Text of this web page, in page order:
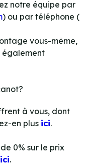
notre équipe par
) ou par téléphone (
vous-même,
également
à vous, dont
en plus ici.
0% sur le prix
ici.